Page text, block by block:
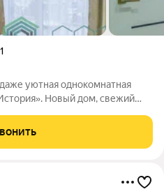
уютная однокомнатная
Новый дом, свежий
комплексов города. ЖК